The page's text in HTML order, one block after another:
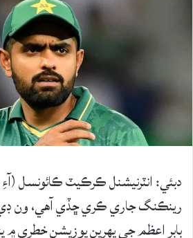
دبئي: انٽرنيشنل ڪرڪيٽ ڪائونسل
رينڪنگ جاري ڪري ڇڏي آهي، ون
بابر اعظم جي پهرين پوزيشن خطري